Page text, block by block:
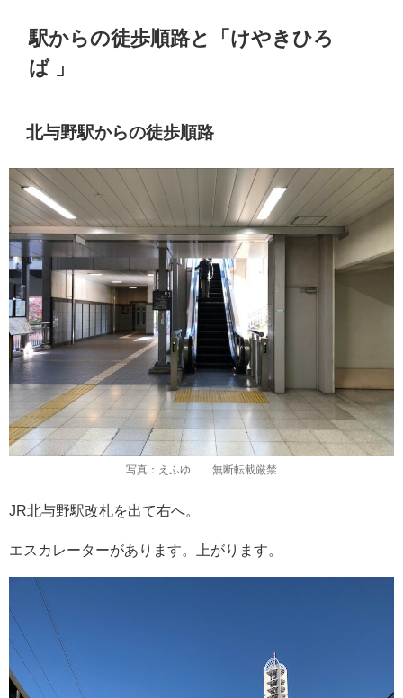
駅からの徒歩順路と「けやきひろ
ば 」
北与野駅からの徒歩順路
写真：えふゆ 無断転載厳禁
JR北与野駅改札を出て右へ。
エスカレーターがあります。上がります。